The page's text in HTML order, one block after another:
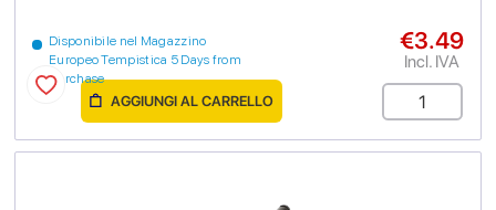
Disponibile nel Magazzino
Europeo Tempistica 5 Days from
purchase
€3.49
Incl. IVA
AGGIUNGI AL CARRELLO